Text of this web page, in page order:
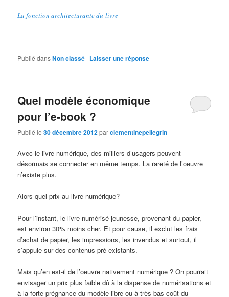
La fonction architecturante du livre
Publié dansNon classé | Laisser une réponse
Quel modèle économique
pour l’e-book ?
Publié le30 décembre 2012parclementinepellegrin
Avec le livre numérique, des milliers d’usagers peuvent
désormais se connecter en même temps. La rareté de l’oeuvre
n’existe plus.
Alors quel prix au livre numérique?
Pour l’instant, le livre numérisé jeunesse, provenant du papier,
est environ 30% moins cher. Et pour cause, il exclut les frais
d’achat de papier, les impressions, les invendus et surtout, il
s’appuie sur des contenus pré existants.
Mais qu’en est-il de l’oeuvre nativement numérique ? On pourrait
envisager un prix plus faible dû à la dispense de numérisations et
à la forte prégnance du modèle libre ou à très bas coût du